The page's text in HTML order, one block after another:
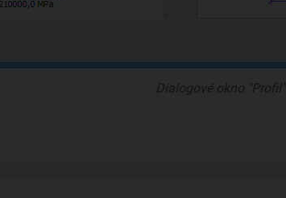
Dialogové okno "Profil"